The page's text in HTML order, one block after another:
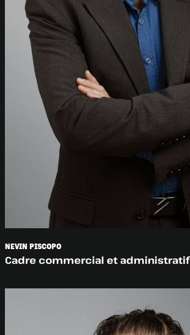
NEVIN PISCOPO
Cadre commercial et administratif